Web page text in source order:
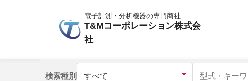
電子計測・分析機器の専門商社
T&Mコーポレーション株式会
社
検索種別